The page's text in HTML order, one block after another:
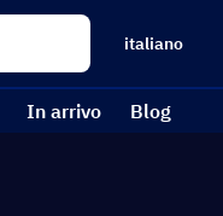
italiano
In arrivo Blog